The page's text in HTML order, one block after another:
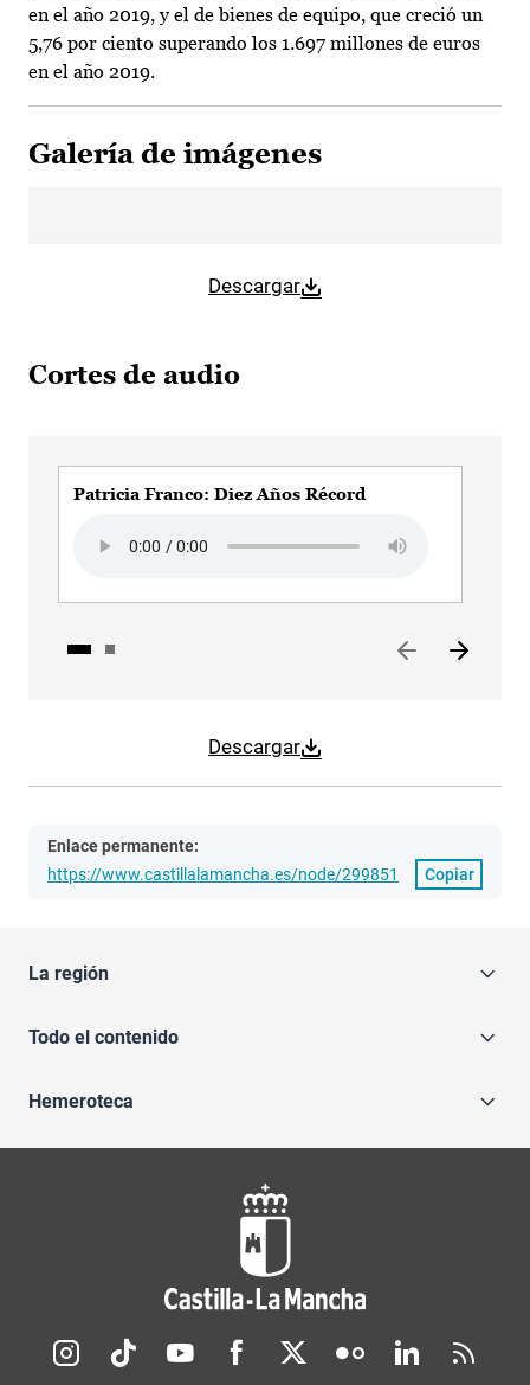
en el año 2019, y el de bienes de equipo, que creció un
5,76 por ciento superando los 1.697 millones de euros
en el año 2019.
Galería de imágenes
Descargar
Cortes de audio
Descargar
Patricia Franco: Diez Años Récord
Enlace permanente:
https://www.castillalamancha.es/node/299851
Copiar
La región
Todo el contenido
Hemeroteca
Redes sociales JCCM